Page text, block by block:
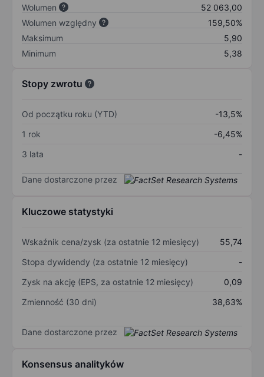
Wolumen
52 063,00
Wolumen względny
159,50%
Maksimum
5,90
Minimum
5,38
Stopy zwrotu
Od początku roku (YTD)
-13,5%
1 rok
-6,45%
3 lata
-
Dane dostarczone przez
Kluczowe statystyki
Wskaźnik cena/zysk (za ostatnie 12 miesięcy)
55,74
Stopa dywidendy (za ostatnie 12 miesięcy)
-
Zysk na akcję (EPS, za ostatnie 12 miesięcy)
0,09
Zmienność (30 dni)
38,63%
Dane dostarczone przez
Konsensus analityków